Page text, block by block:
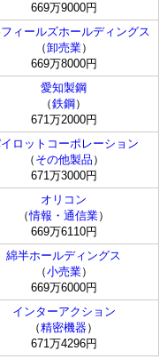
669万9000円
ィールズホールディングス
（卸売業）
669万8000円
愛知製鋼
（鉄鋼）
671万2000円
ロットコーポレーション
（ その他製品 ）
671万3000円
オリコン
（情報・通信業）
669万6110円
綿半ホールディングス
（小売業）
669万6000円
インターアクション
（精密機器）
671万4296円